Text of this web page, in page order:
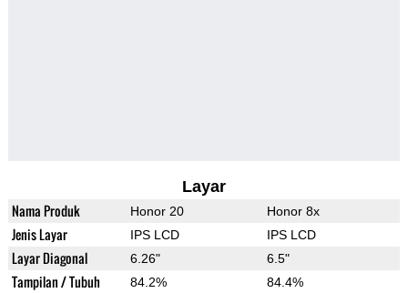
Layar
Nama Produk Honor 20 Honor 8x
Jenis Layar IPS LCD IPS LCD
Layar Diagonal 6.26" 6.5"
Tampilan / Tubuh 84.2% 84.4%